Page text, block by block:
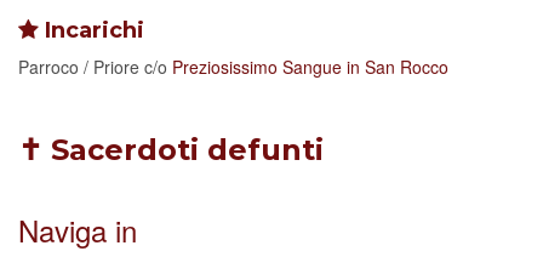
Incarichi
Parroco / Priore c/o Preziosissimo Sangue in San Rocco
✝ Sacerdoti defunti
Naviga in